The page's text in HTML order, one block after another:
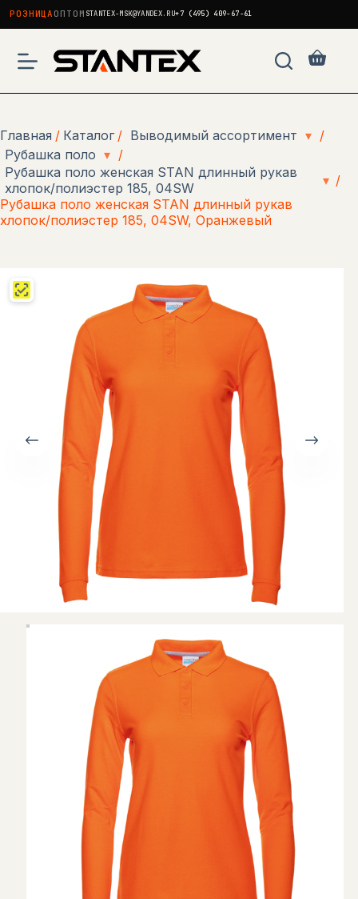
РОЗНИЦА ОПТОМ STANTEX-MSK@YANDEX.RU+7 (495) 409-67-61
сути
Главная / Каталог / Выводимый ассортимент ▾ /
Рубашка поло ▾ /
Рубашка поло женская STAN длинный рукав
хлопок/полиэстер 185, 04SW
▾ /
Рубашка поло женская STAN длинный рукав
хлопок/полиэстер 185, 04SW, Оранжевый